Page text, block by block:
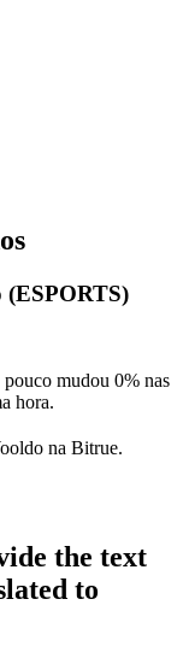
(ESPORTS)
mudou 0% nas
hora.
na Bitrue.
the text
to